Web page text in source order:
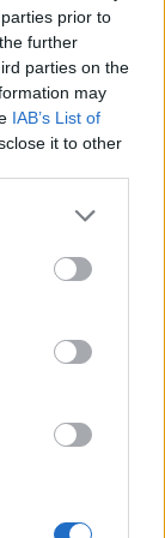
prior to
further
parties on the
may
IAB’s List of
it to other
previdenziali
la
di
delle
-